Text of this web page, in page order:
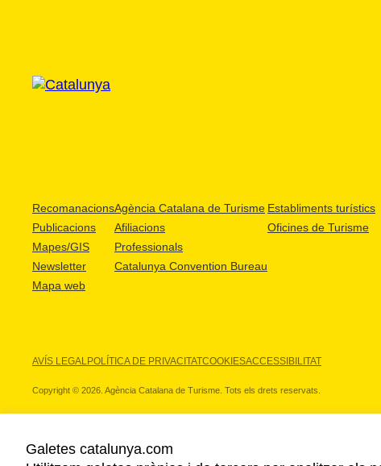
Recomanacions
Publicacions
Mapes/GIS
Newsletter
Mapa web
Agència Catalana de Turisme
Afiliacions
Professionals
Catalunya Convention Bureau
Establiments turístics
Oficines de Turisme
AVÍS LEGALPOLÍTICA DE PRIVACITATCOOKIESACCESSIBILITAT
Copyright © 2026. Agència Catalana de Turisme. Tots els drets reservats.
Galetes catalunya.com